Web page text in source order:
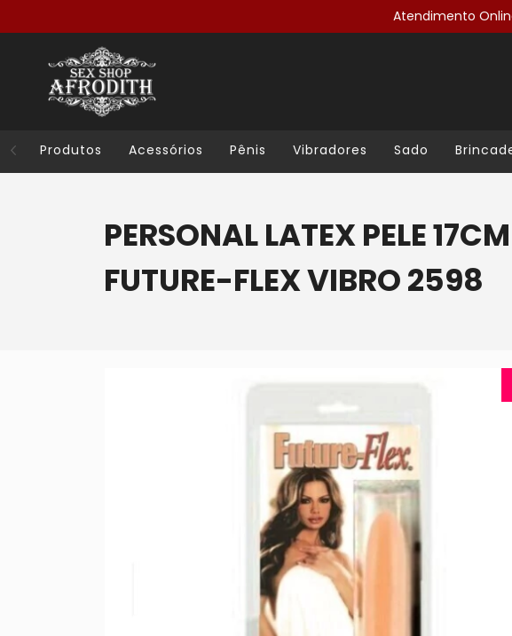
Atendimento
Produtos Acessórios Pênis Vibradores Sado
PERSONAL LATEX PELE
FUTURE-FLEX VIBRO 2598